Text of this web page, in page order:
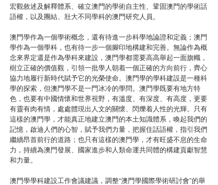
宏觀敘述及解釋體系、確立澳門的學術自主性、鞏固澳門的學術話
語權，以及團結、壯大不同學科的澳門研究人員。
澳門學作為一個學術概念，還有待進一步科學地論證和定義；澳門
學作為一個學科，也有待一步一個腳印地構建和完善。無論作為概
念來界定還是作為學科來建設，澳門學都需要高高舉起一面旗幟，
樹立正確的價值觀，引領一批學人朝着一個正確的方向前行，齊心
協力地履行新時代賦予它的光榮使命。澳門學的學科建設是一種科
學的探索，但澳門學不是一門冰冷的學問。澳門學既要有地方特
色，也要有中國情懷和世界視野，有溫度、有深度、有高度，更要
有靈有肉有情，處處體現出人文的關懷、閃爍着人性的光輝。只有
這樣的澳門學，才能真正地建立澳門的本土知識體系，喚起我們的
記憶，啟迪人們的心智，賦予我們力量，把握住話語權，指引我們
繼續昂首前行的道路；也只有這樣的澳門學，才有旺盛不息的生命
力，持續為澳門發展、國家進步和人類命運共同體的構建貢獻智慧
和力量。
澳門學學科建設工作會議建議，調整“澳門學國際學術研討會”的舉